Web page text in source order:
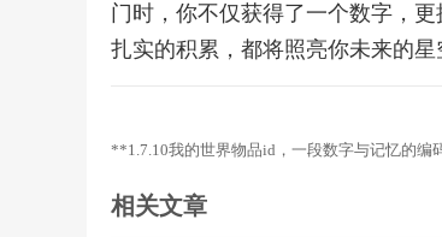
门时，你不仅获得了一个数字，
扎实的积累，都将照亮你未来的星
**1.7.10我的世界物品id，一段数字与记忆的编
相关文章